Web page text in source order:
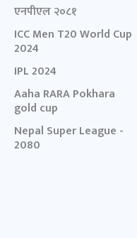
एनपीएल २०८१
ICC Men T20 World Cup
2024
IPL 2024
Aaha RARA Pokhara
gold cup
Nepal Super League -
2080